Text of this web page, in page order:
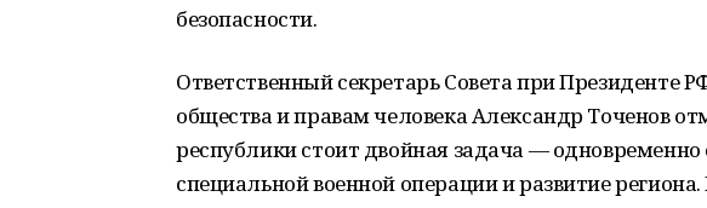
безопасности.
Ответственный секретарь Совета при Президенте
общества и правам человека Александр Точенов
республики стоит двойная задача —
специальной военной операции и развитие